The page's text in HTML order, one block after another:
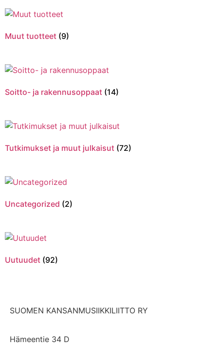
Muut tuotteet (9)
Soitto- ja rakennusoppaat (14)
Tutkimukset ja muut julkaisut (72)
Uncategorized (2)
Uutuudet (92)
SUOMEN KANSANMUSIIKKILIITTO RY
Hämeentie 34 D